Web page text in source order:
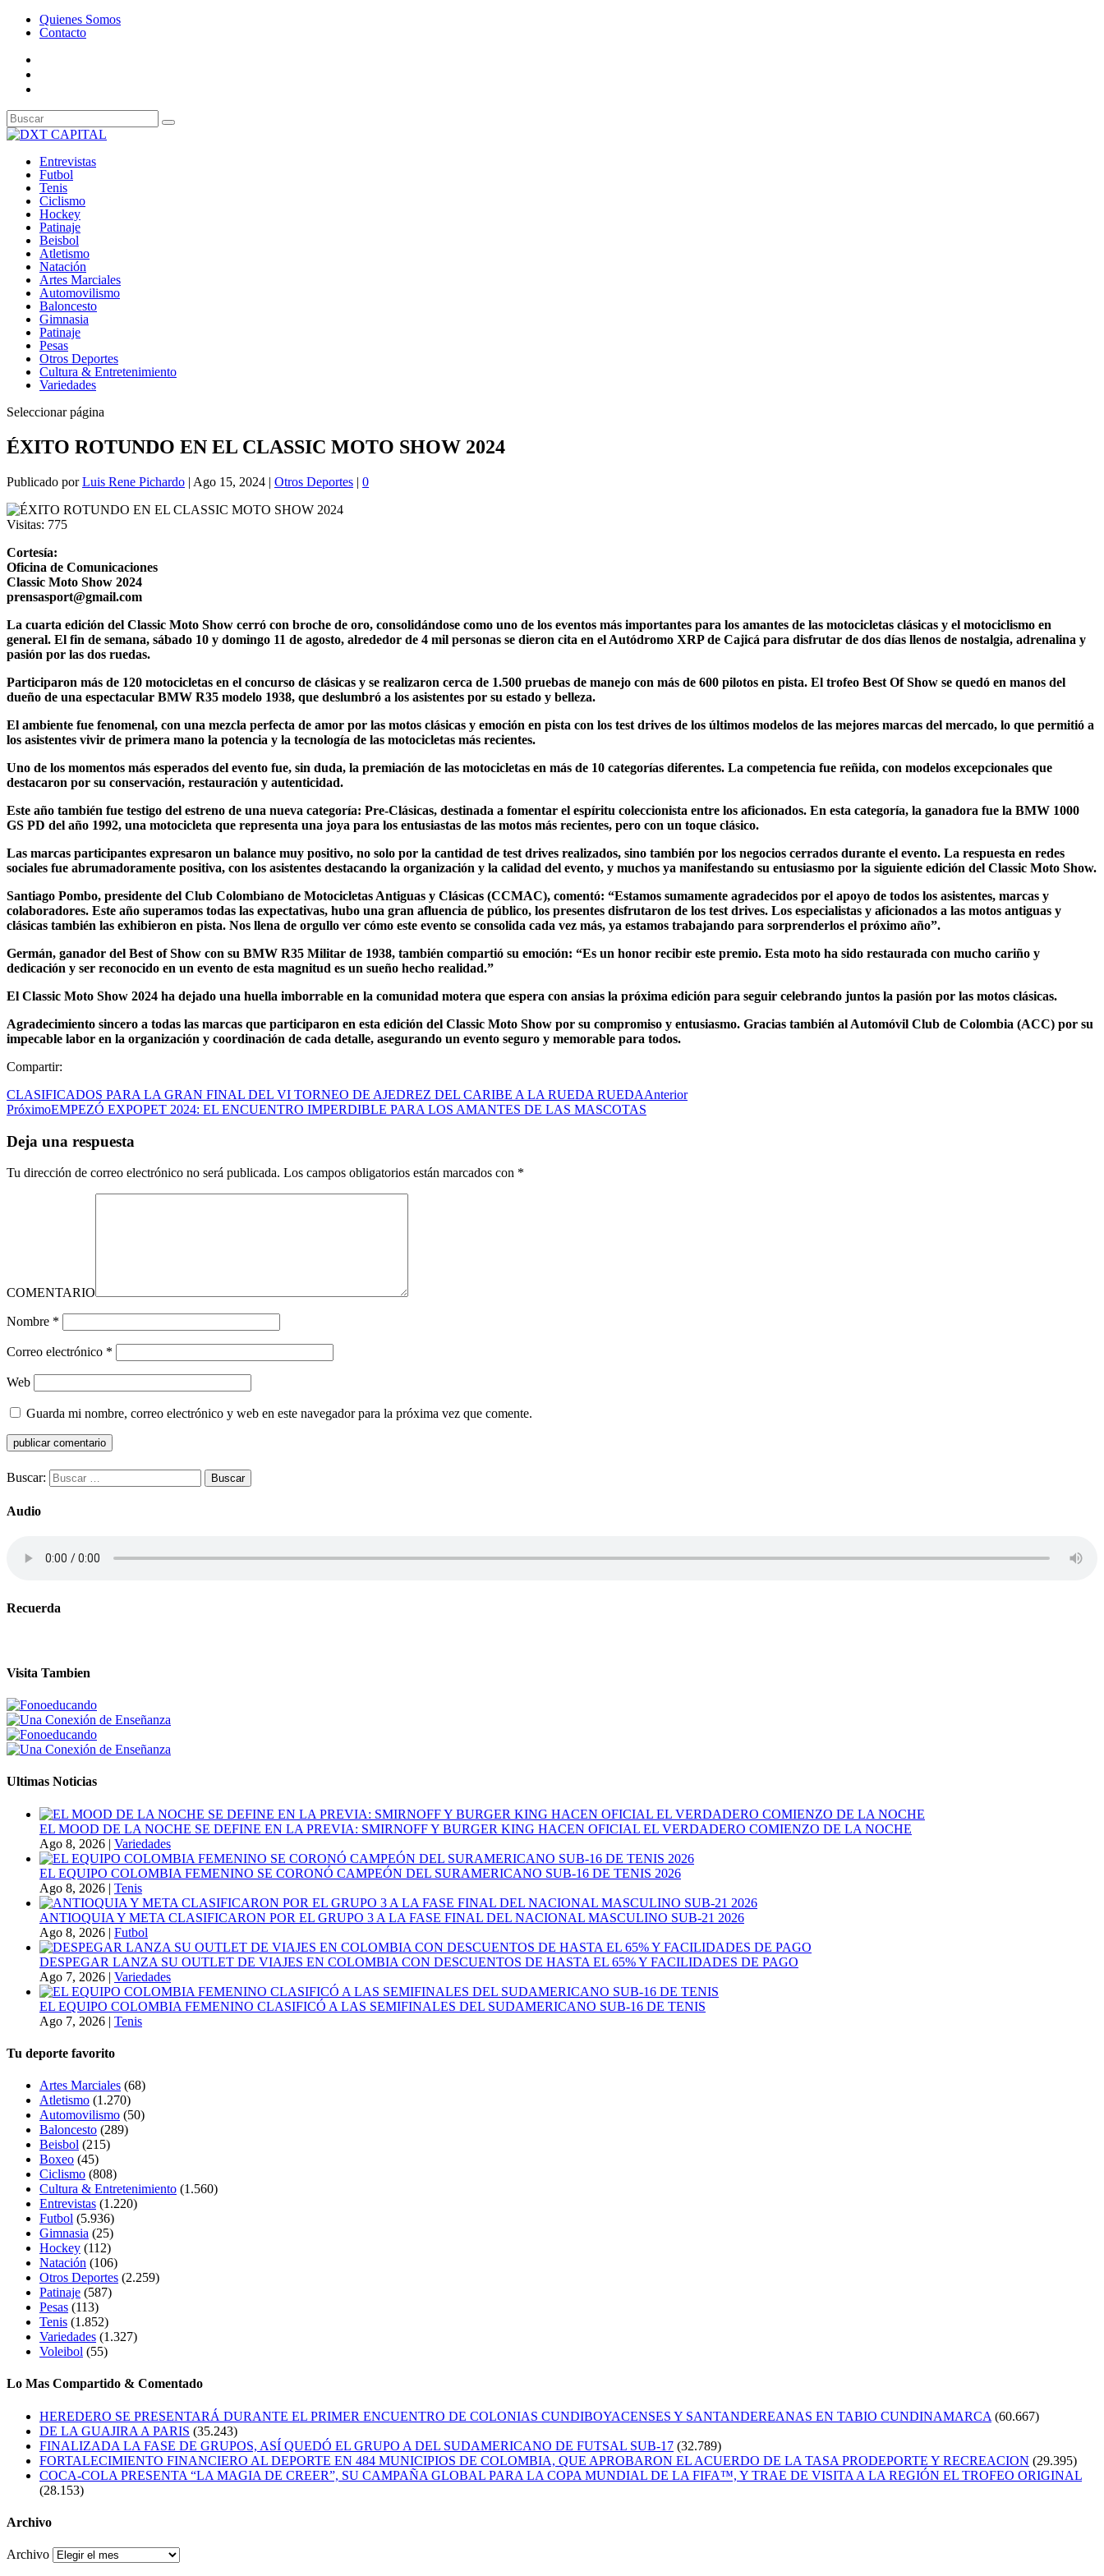
Quienes Somos
Contacto
Entrevistas
Futbol
Tenis
Ciclismo
Hockey
Patinaje
Beisbol
Atletismo
Natación
Artes Marciales
Automovilismo
Baloncesto
Gimnasia
Patinaje
Pesas
Otros Deportes
Cultura & Entretenimiento
Variedades
Seleccionar página
ÉXITO ROTUNDO EN EL CLASSIC MOTO SHOW 2024
Publicado porLuis Rene Pichardo | Ago 15, 2024 | Otros Deportes | 0
Visitas: 775
Cortesía:
Oficina de Comunicaciones
Classic Moto Show 2024
prensasport@gmail.com
La cuarta edición del Classic Moto Show cerró con broche de oro, consolidándose como uno de los eventos más importantes para los amantes de las motocicletas clásicas y el motociclismo en
general. El fin de semana, sábado 10 y domingo 11 de agosto, alrededor de 4 mil personas se dieron cita en el Autódromo XRP de Cajicá para disfrutar de dos días llenos de nostalgia, adrenalina y
pasión por las dos ruedas.
Participaron más de 120 motocicletas en el concurso de clásicas y se realizaron cerca de 1.500 pruebas de manejo con más de 600 pilotos en pista. El trofeo Best Of Show se quedó en manos del
dueño de una espectacular BMW R35 modelo 1938, que deslumbró a los asistentes por su estado y belleza.
El ambiente fue fenomenal, con una mezcla perfecta de amor por las motos clásicas y emoción en pista con los test drives de los últimos modelos de las mejores marcas del mercado, lo que permitió a
los asistentes vivir de primera mano la potencia y la tecnología de las motocicletas más recientes.
Uno de los momentos más esperados del evento fue, sin duda, la premiación de las motocicletas en más de 10 categorías diferentes. La competencia fue reñida, con modelos excepcionales que
destacaron por su conservación, restauración y autenticidad.
Este año también fue testigo del estreno de una nueva categoría: Pre-Clásicas, destinada a fomentar el espíritu coleccionista entre los aficionados. En esta categoría, la ganadora fue la BMW 1000
GS PD del año 1992, una motocicleta que representa una joya para los entusiastas de las motos más recientes, pero con un toque clásico.
Las marcas participantes expresaron un balance muy positivo, no solo por la cantidad de test drives realizados, sino también por los negocios cerrados durante el evento. La respuesta en redes
sociales fue abrumadoramente positiva, con los asistentes destacando la organización y la calidad del evento, y muchos ya manifestando su entusiasmo por la siguiente edición del Classic Moto Show.
Santiago Pombo, presidente del Club Colombiano de Motocicletas Antiguas y Clásicas (CCMAC), comentó: “Estamos sumamente agradecidos por el apoyo de todos los asistentes, marcas y
colaboradores. Este año superamos todas las expectativas, hubo una gran afluencia de público, los presentes disfrutaron de los test drives. Los especialistas y aficionados a las motos antiguas y
clásicas también las exhibieron en pista. Nos llena de orgullo ver cómo este evento se consolida cada vez más, ya estamos trabajando para sorprenderlos el próximo año”.
Germán, ganador del Best of Show con su BMW R35 Militar de 1938, también compartió su emoción: “Es un honor recibir este premio. Esta moto ha sido restaurada con mucho cariño y
dedicación y ser reconocido en un evento de esta magnitud es un sueño hecho realidad.”
El Classic Moto Show 2024 ha dejado una huella imborrable en la comunidad motera que espera con ansias la próxima edición para seguir celebrando juntos la pasión por las motos clásicas.
Agradecimiento sincero a todas las marcas que participaron en esta edición del Classic Moto Show por su compromiso y entusiasmo. Gracias también al Automóvil Club de Colombia (ACC) por su
impecable labor en la organización y coordinación de cada detalle, asegurando un evento seguro y memorable para todos.
Compartir:
CLASIFICADOS PARA LA GRAN FINAL DEL VI TORNEO DE AJEDREZ DEL CARIBE A LA RUEDA RUEDAAnterior
PróximoEMPEZÓ EXPOPET 2024: EL ENCUENTRO IMPERDIBLE PARA LOS AMANTES DE LAS MASCOTAS
Deja una respuesta
Tu dirección de correo electrónico no será publicada. Los campos obligatorios están marcados con *
COMENTARIO
Nombre *
Correo electrónico *
Web
Guarda mi nombre, correo electrónico y web en este navegador para la próxima vez que comente.
Buscar:
Audio
Recuerda
Visita Tambien
Ultimas Noticias
EL MOOD DE LA NOCHE SE DEFINE EN LA PREVIA: SMIRNOFF Y BURGER KING HACEN OFICIAL EL VERDADERO COMIENZO DE LA NOCHE
Ago 8, 2026 | Variedades
EL EQUIPO COLOMBIA FEMENINO SE CORONÓ CAMPEÓN DEL SURAMERICANO SUB-16 DE TENIS 2026
Ago 8, 2026 | Tenis
ANTIOQUIA Y META CLASIFICARON POR EL GRUPO 3 A LA FASE FINAL DEL NACIONAL MASCULINO SUB-21 2026
Ago 8, 2026 | Futbol
DESPEGAR LANZA SU OUTLET DE VIAJES EN COLOMBIA CON DESCUENTOS DE HASTA EL 65% Y FACILIDADES DE PAGO
Ago 7, 2026 | Variedades
EL EQUIPO COLOMBIA FEMENINO CLASIFICÓ A LAS SEMIFINALES DEL SUDAMERICANO SUB-16 DE TENIS
Ago 7, 2026 | Tenis
Tu deporte favorito
Artes Marciales (68)
Atletismo (1.270)
Automovilismo (50)
Baloncesto (289)
Beisbol (215)
Boxeo (45)
Ciclismo (808)
Cultura & Entretenimiento (1.560)
Entrevistas (1.220)
Futbol (5.936)
Gimnasia (25)
Hockey (112)
Natación (106)
Otros Deportes (2.259)
Patinaje (587)
Pesas (113)
Tenis (1.852)
Variedades (1.327)
Voleibol (55)
Lo Mas Compartido & Comentado
HEREDERO SE PRESENTARÁ DURANTE EL PRIMER ENCUENTRO DE COLONIAS CUNDIBOYACENSES Y SANTANDEREANAS EN TABIO CUNDINAMARCA (60.667)
DE LA GUAJIRA A PARIS (35.243)
FINALIZADA LA FASE DE GRUPOS, ASÍ QUEDÓ EL GRUPO A DEL SUDAMERICANO DE FUTSAL SUB-17 (32.789)
FORTALECIMIENTO FINANCIERO AL DEPORTE EN 484 MUNICIPIOS DE COLOMBIA, QUE APROBARON EL ACUERDO DE LA TASA PRODEPORTE Y RECREACION (29.395)
COCA-COLA PRESENTA “LA MAGIA DE CREER”, SU CAMPAÑA GLOBAL PARA LA COPA MUNDIAL DE LA FIFA™, Y TRAE DE VISITA A LA REGIÓN EL TROFEO ORIGINAL
(28.153)
Archivo
Archivo